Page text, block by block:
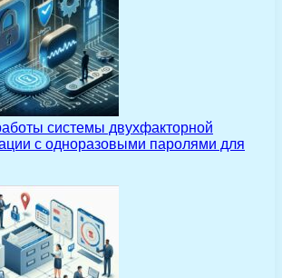
системы двухфакторной
с одноразовыми паролями для